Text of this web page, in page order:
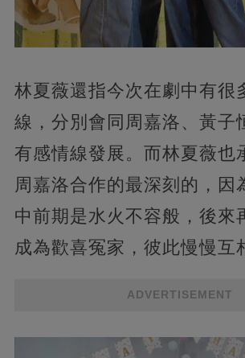
林夏薇還指今次在劇中有很
線，分別會同周嘉洛、黃子
有感情線發展。而林夏薇也
周嘉洛合作的最深刻的，因
中前期是水火不容般，後來
成為歡喜冤家，彼此慢慢互
ADVERTISEMENT